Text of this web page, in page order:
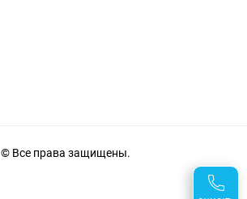
© Все права защищены.